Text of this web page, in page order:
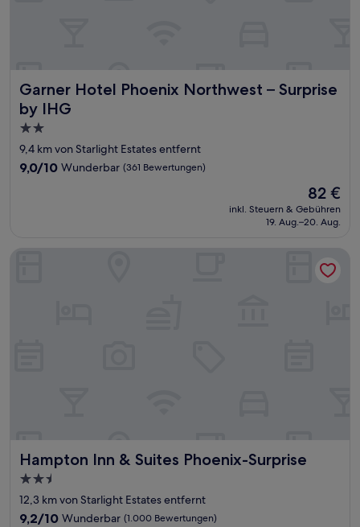
Garner Hotel Phoenix Northwest – Surprise
by IHG
Garner Hotel Phoenix Northwest – Surprise by IHG
2.0-
Sterne-
Unterkunft
9,4 km von Starlight Estates entfernt
9.0
9,0/10 Wunderbar (361 Bewertungen)
Der
Preis
beträgt
82 €
inkl. Steuern & Gebühren
19. Aug.–20. Aug.
Hampton Inn & Suites Phoenix-Surprise
Hampton Inn & Suites Phoenix-Surprise
2.5-
Sterne-
Unterkunft
12,3 km von Starlight Estates entfernt
9.2
9,2/10 Wunderbar (1.000 Bewertungen)